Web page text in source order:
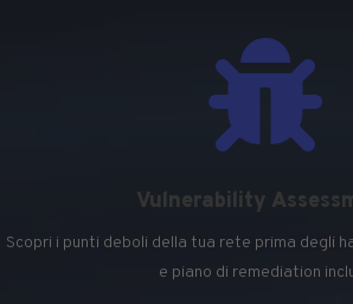

Vulnerability
Scopri i punti deboli della tua rete prima degli
e piano di remediation